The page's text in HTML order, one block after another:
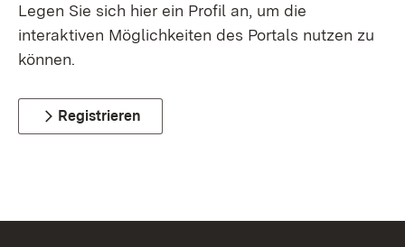
Legen Sie sich hier ein Profil an, um die
interaktiven Möglichkeiten des Portals nutzen zu
können.
Registrieren